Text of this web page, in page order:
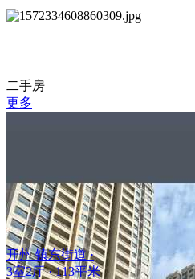
二手房
更多
开州 镇东街道 ·
3室2厅 · 113平米